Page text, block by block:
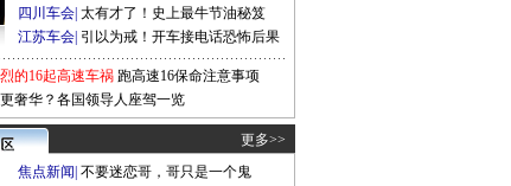
四川车会 太有才了！史上最牛节油秘笈
江苏车会 引以为戒！开车接电话恐怖后果
的16起高速车祸 跑高速16保命注意事项
奢华？各国领导人座驾一览
更多>>
焦点新闻 不要迷恋哥，哥只是一个鬼